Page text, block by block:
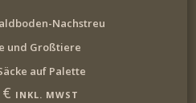
Nachstreu
und Großtiere
auf Palette
€ INKL. MWST